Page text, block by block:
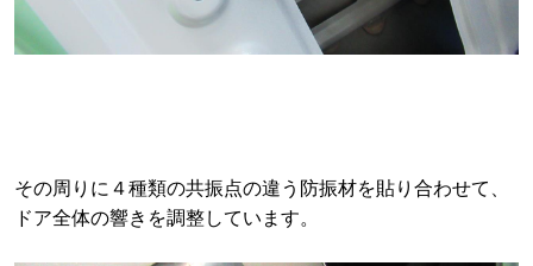
その周りに４種類の共振点の違う防振材を貼り合わせて、
ドア全体の響きを調整しています。